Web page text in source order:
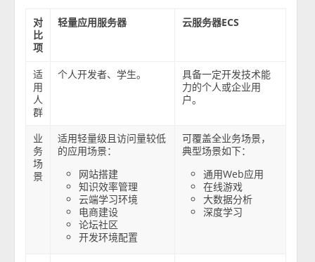
对
比
项
轻量应用服务器 云服务器ECS
适
用
人
群
个人开发者、学生。
具备一定开发技术能
力的个人或企业用
户。
业
务
场
景
适用轻量级且访问量较低
的应用场景：
网站搭建
知识效率管理
云端学习环境
电商建设
论坛社区
开发环境配置
可覆盖全业务场景，
典型场景如下：
通用Web应用
在线游戏
大数据分析
深度学习